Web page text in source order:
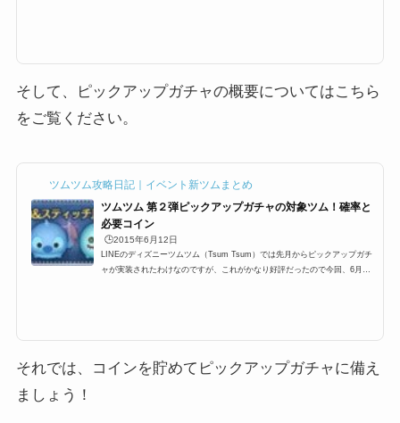
効果があるの？では、スキ...
そして、ピックアップガチャの概要についてはこちら
をご覧ください。
ツムツム攻略日記｜イベント新ツムまとめ
ツムツム 第２弾ピックアップガチャの対象ツム！確率と
必要コイン
🕒️2015年6月12日
LINEのディズニーツムツム（Tsum Tsum）では先月からピックアップガチ
ャが実装されたわけなのですが、これがかなり好評だったので今回、6月に
5月で人気のハチプー、アナ...
それでは、コインを貯めてピックアップガチャに備え
ましょう！